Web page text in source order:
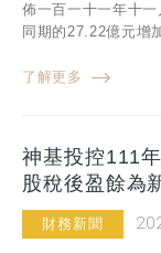
佈一百一十一年十
同期的27.22億元增
了解更多
神基投控111
股稅後盈餘為
財務新聞